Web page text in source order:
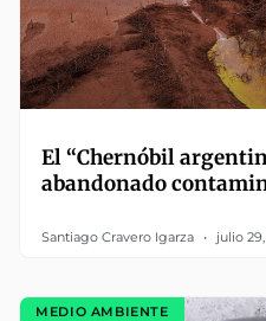
El “Chernóbil
abandonado
Santiago Cravero Igarza julio
MEDIO AMBIENTE